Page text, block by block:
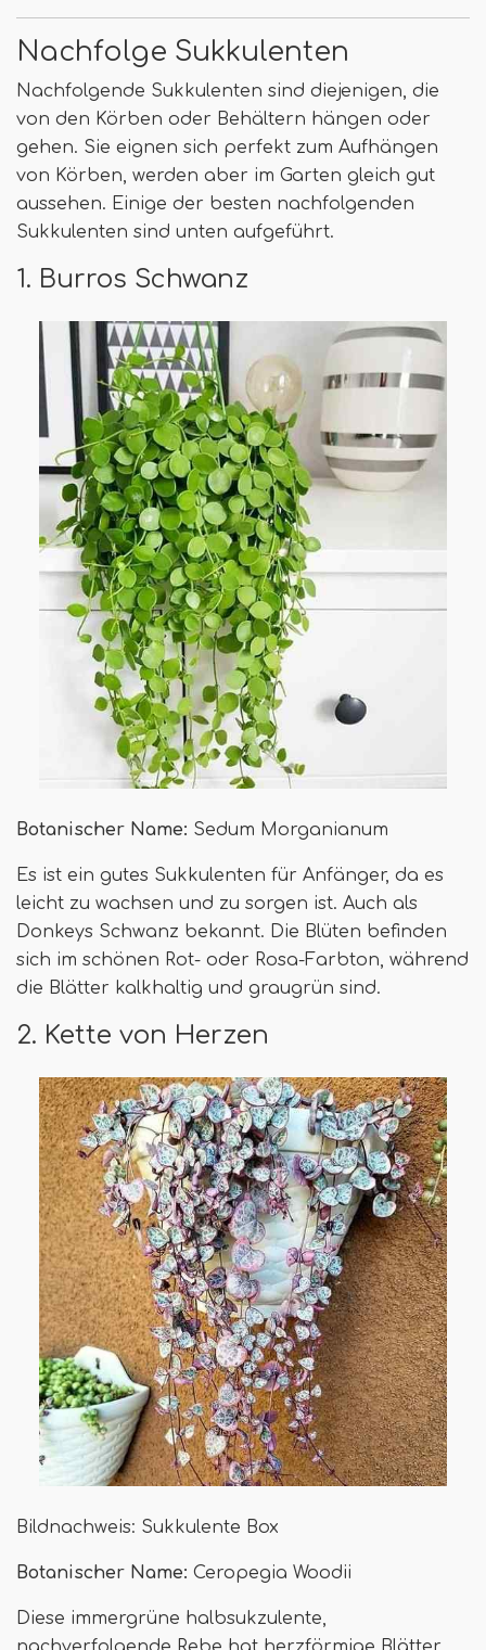
Nachfolge Sukkulenten
Nachfolgende Sukkulenten sind diejenigen, die
von den Körben oder Behältern hängen oder
gehen. Sie eignen sich perfekt zum Aufhängen
von Körben, werden aber im Garten gleich gut
aussehen. Einige der besten nachfolgenden
Sukkulenten sind unten aufgeführt.
1. Burros Schwanz
Botanischer Name: Sedum Morganianum
Es ist ein gutes Sukkulenten für Anfänger, da es
leicht zu wachsen und zu sorgen ist. Auch als
Donkeys Schwanz bekannt. Die Blüten befinden
sich im schönen Rot- oder Rosa-Farbton, während
die Blätter kalkhaltig und graugrün sind.
2. Kette von Herzen
Bildnachweis: Sukkulente Box
Botanischer Name: Ceropegia Woodii
Diese immergrüne halbsukzulente,